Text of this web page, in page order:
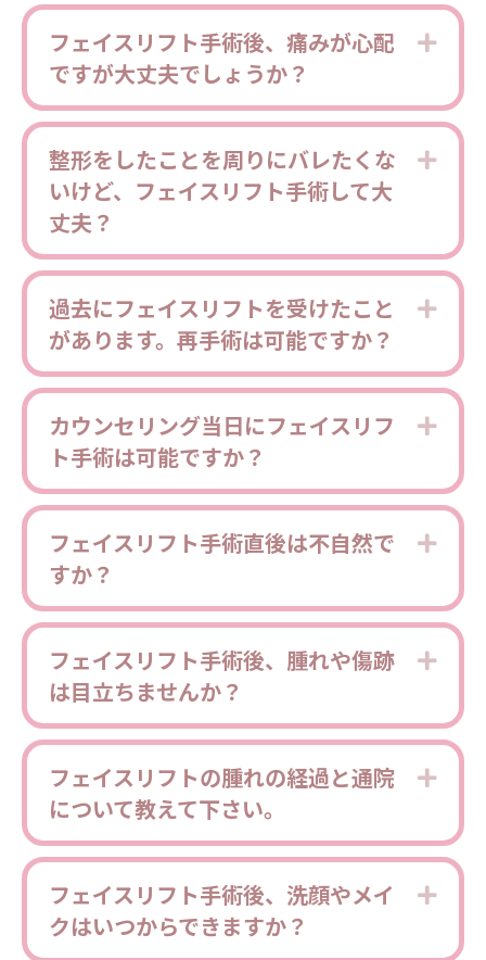
フェイスリフト手術後、痛みが心配
ですが大丈夫でしょうか？
整形をしたことを周りにバレたくな
いけど、フェイスリフト手術して大
丈夫？
過去にフェイスリフトを受けたこと
があります。再手術は可能ですか？
カウンセリング当日にフェイスリフ
ト手術は可能ですか？
フェイスリフト手術直後は不自然で
すか？
フェイスリフト手術後、腫れや傷跡
は目立ちませんか？
フェイスリフトの腫れの経過と通院
について教えて下さい。
フェイスリフト手術後、洗顔やメイ
クはいつからできますか？